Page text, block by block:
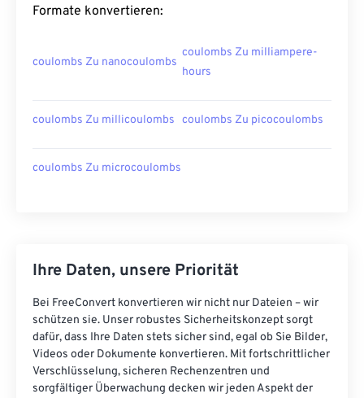
Formate konvertieren:
coulombs Zu nanocoulombs
coulombs Zu milliampere-
hours
coulombs Zu millicoulombs coulombs Zu picocoulombs
coulombs Zu microcoulombs
Ihre Daten, unsere Priorität
Bei FreeConvert konvertieren wir nicht nur Dateien – wir
schützen sie. Unser robustes Sicherheitskonzept sorgt
dafür, dass Ihre Daten stets sicher sind, egal ob Sie Bilder,
Videos oder Dokumente konvertieren. Mit fortschrittlicher
Verschlüsselung, sicheren Rechenzentren und
sorgfältiger Überwachung decken wir jeden Aspekt der